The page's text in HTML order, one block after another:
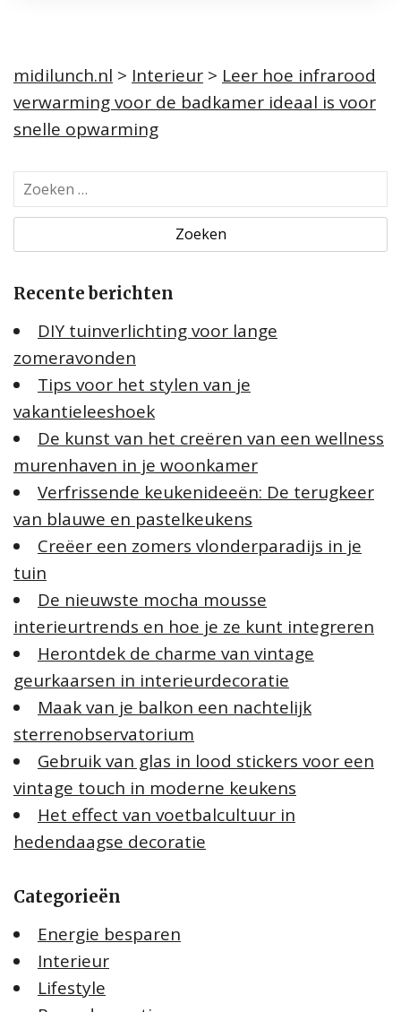
midilunch.nl > Interieur > Leer hoe infrarood
verwarming voor de badkamer ideaal is voor
snelle opwarming
o
k
n
a
a
r
:
Recente berichten
DIY tuinverlichting voor lange
zomeravonden
Tips voor het stylen van je
vakantieleeshoek
De kunst van het creëren van een wellness
murenhaven in je woonkamer
Verfrissende keukenideeën: De terugkeer
van blauwe en pastelkeukens
Creëer een zomers vlonderparadijs in je
tuin
De nieuwste mocha mousse
interieurtrends en hoe je ze kunt integreren
Herontdek de charme van vintage
geurkaarsen in interieurdecoratie
Maak van je balkon een nachtelijk
sterrenobservatorium
Gebruik van glas in lood stickers voor een
vintage touch in moderne keukens
Het effect van voetbalcultuur in
hedendaagse decoratie
Categorieën
Energie besparen
Interieur
Lifestyle